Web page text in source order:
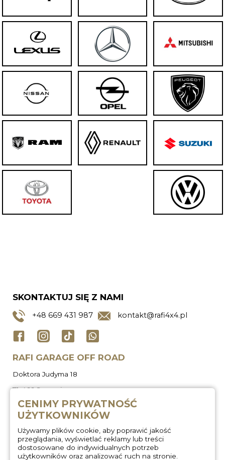
SKONTAKTUJ SIĘ Z NAMI
+48 669 431 987 kontakt@rafi4x4.pl
RAFI GARAGE OFF ROAD
Doktora Judyma 18
71-466 Szczecin
CENIMY PRYWATNOŚĆ
UŻYTKOWNIKÓW
Używamy plików cookie, aby poprawić jakość
przeglądania, wyświetlać reklamy lub treści
dostosowane do indywidualnych potrzeb
użytkowników oraz analizować ruch na stronie.